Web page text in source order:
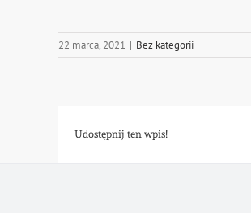
22 marca, 2021 | Bez kategorii
Udostępnij ten wpis!